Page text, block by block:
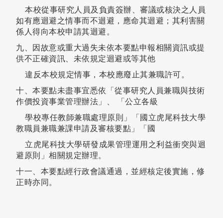
本校從事研究人員及負責簽辦、審議或核決之人員
如有應迴避之情事而不迴避，應命其迴避；其利害關
係人得向本校申請其迴避。
九、因故意或重大過失未依本要點申報相關資訊或提
供不正確資訊、未依規定迴避或等其他
違反本校規定情事，本校應廢止其兼職許可。
十、本要點未盡事宜悉依「從事研究人員兼職與技術
作價投資事業管理辦法」、 「公立各級
學校專任教師兼職處理原則」「國立虎尾科技大學
教職員兼職兼課申請及審核要點」「國
立虎尾科技大學研發成果管理運用之利益衝突與迴
避原則」相關規定辦理。
十一、本要點經行政會議通過，並經核定後實施，修
正時亦同。